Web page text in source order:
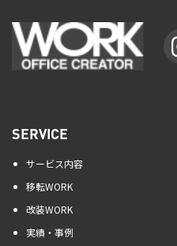
SERVICE
サービス内容
移転WORK
改装WORK
実績・事例